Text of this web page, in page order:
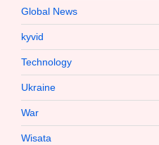
Global News
kyvid
Technology
Ukraine
War
Wisata